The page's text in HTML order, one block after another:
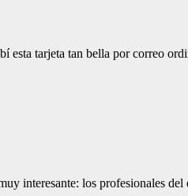
esta tarjeta tan bella por correo
interesante: los profesionales